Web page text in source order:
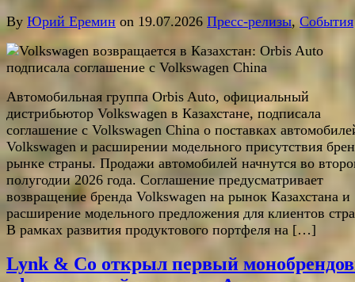
By Юрий Еремин on 19.07.2026 Пресс-релизы,События
Автомобильная группа Orbis Auto, официальный
дистрибьютор Volkswagen в Казахстане, подписала
соглашение с Volkswagen China о поставках
Volkswagen и расширении модельного присутствия
рынке страны. Продажи автомобилей начнутся во
полугодии 2026 года. Соглашение предусматривает
возвращение бренда Volkswagen на рынок Казахстана и
расширение модельного предложения для клиентов
В рамках развития продуктового портфеля на […]
Lynk & Co открыл первый